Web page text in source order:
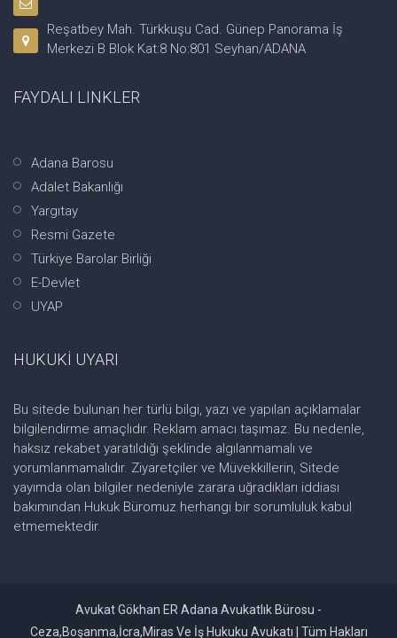
Reşatbey Mah. Türkkuşu Cad. Günep Panorama İş
Merkezi B Blok Kat:8 No:801 Seyhan/ADANA
FAYDALI LINKLER
Adana Barosu
Adalet Bakanlığı
Yargıtay
Resmi Gazete
Türkiye Barolar Birliği
E-Devlet
UYAP
HUKUKİ UYARI
Bu sitede bulunan her türlü bilgi, yazı ve yapılan açıklamalar
bilgilendirme amaçlıdır. Reklam amacı taşımaz. Bu nedenle,
haksız rekabet yaratıldığı şeklinde algılanmamalı ve
yorumlanmamalıdır. Ziyaretçiler ve Müvekkillerin, Sitede
yayımda olan bilgiler nedeniyle zarara uğradıkları iddiası
bakımından Hukuk Büromuz herhangi bir sorumluluk kabul
etmemektedir.
Avukat Gökhan ER Adana Avukatlık Bürosu -
Ceza,Boşanma,İcra,Miras Ve İş Hukuku Avukatı | Tüm Hakları